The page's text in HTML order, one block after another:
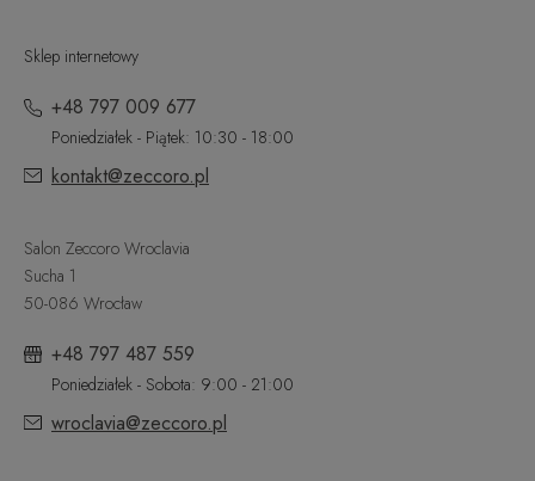
Sklep internetowy
+48 797 009 677
Poniedziałek - Piątek: 10:30 - 18:00
kontakt@zeccoro.pl
Salon Zeccoro Wroclavia
Sucha 1
50-086 Wrocław
+48 797 487 559
Poniedziałek - Sobota: 9:00 - 21:00
wroclavia@zeccoro.pl